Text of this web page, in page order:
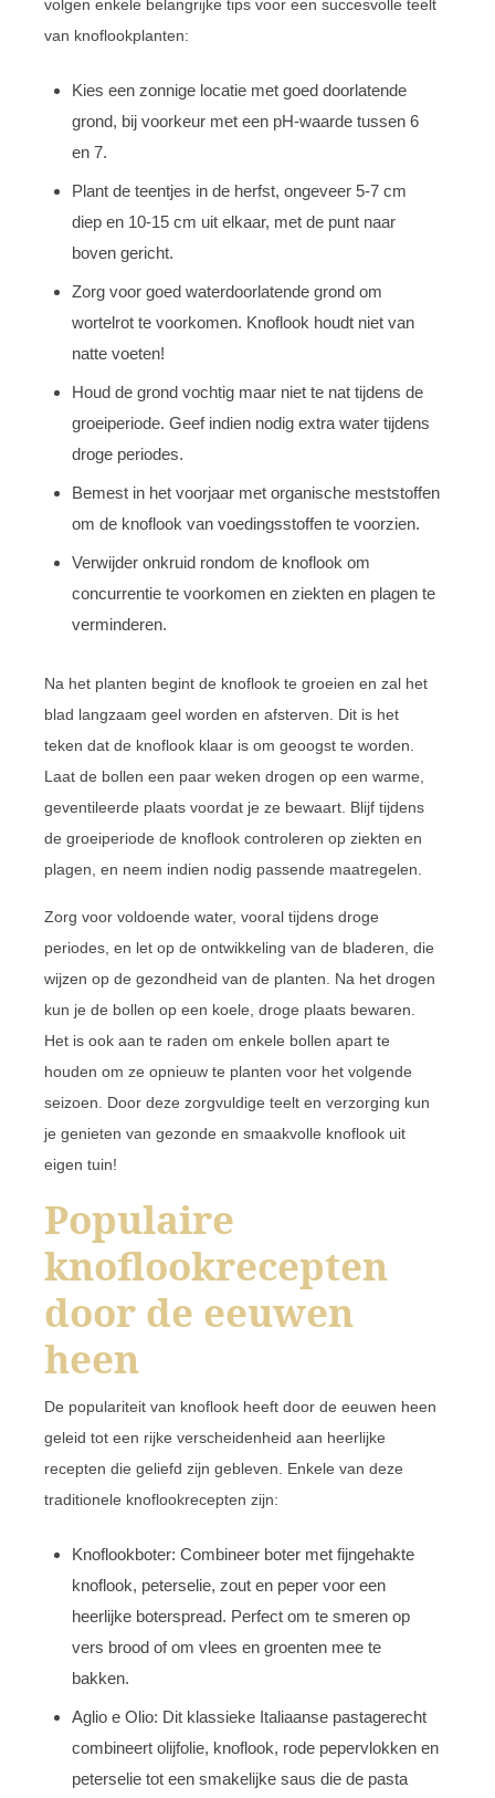
volgen enkele belangrijke tips voor een succesvolle teelt
van knoflookplanten:
Kies een zonnige locatie met goed doorlatende
grond, bij voorkeur met een pH-waarde tussen 6
en 7.
Plant de teentjes in de herfst, ongeveer 5-7 cm
diep en 10-15 cm uit elkaar, met de punt naar
boven gericht.
Zorg voor goed waterdoorlatende grond om
wortelrot te voorkomen. Knoflook houdt niet van
natte voeten!
Houd de grond vochtig maar niet te nat tijdens de
groeiperiode. Geef indien nodig extra water tijdens
droge periodes.
Bemest in het voorjaar met organische meststoffen
om de knoflook van voedingsstoffen te voorzien.
Verwijder onkruid rondom de knoflook om
concurrentie te voorkomen en ziekten en plagen te
verminderen.
Na het planten begint de knoflook te groeien en zal het
blad langzaam geel worden en afsterven. Dit is het
teken dat de knoflook klaar is om geoogst te worden.
Laat de bollen een paar weken drogen op een warme,
geventileerde plaats voordat je ze bewaart. Blijf tijdens
de groeiperiode de knoflook controleren op ziekten en
plagen, en neem indien nodig passende maatregelen.
Zorg voor voldoende water, vooral tijdens droge
periodes, en let op de ontwikkeling van de bladeren, die
wijzen op de gezondheid van de planten. Na het drogen
kun je de bollen op een koele, droge plaats bewaren.
Het is ook aan te raden om enkele bollen apart te
houden om ze opnieuw te planten voor het volgende
seizoen. Door deze zorgvuldige teelt en verzorging kun
je genieten van gezonde en smaakvolle knoflook uit
eigen tuin!
Populaire
knoflookrecepten
door de eeuwen
heen
De populariteit van knoflook heeft door de eeuwen heen
geleid tot een rijke verscheidenheid aan heerlijke
recepten die geliefd zijn gebleven. Enkele van deze
traditionele knoflookrecepten zijn:
Knoflookboter: Combineer boter met fijngehakte
knoflook, peterselie, zout en peper voor een
heerlijke boterspread. Perfect om te smeren op
vers brood of om vlees en groenten mee te
bakken.
Aglio e Olio: Dit klassieke Italiaanse pastagerecht
combineert olijfolie, knoflook, rode pepervlokken en
peterselie tot een smakelijke saus die de pasta